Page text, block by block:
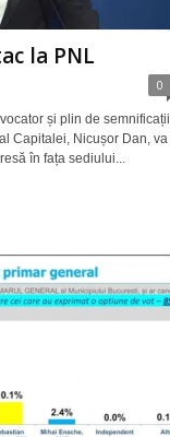
la PNL
0
și plin de semnificații
Capitalei, Nicușor Dan, va
în fața sediului...